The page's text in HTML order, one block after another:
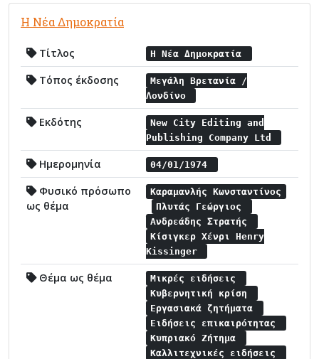
Η Νέα Δημοκρατία
Τίτλος Η Νέα Δημοκρατία
Τόπος έκδοσης
Μεγάλη Βρετανία /
Λονδίνο
Εκδότης
New City Editing and
Publishing Company Ltd
Ημερομηνία 04/01/1974
Φυσικό πρόσωπο
ως θέμα
Καραμανλής Κωνσταντίνος
Πλυτάς Γεώργιος
Ανδρεάδης Στρατής
Κίσιγκερ Χένρι Henry
Kissinger
Θέμα ως θέμα
Μικρές ειδήσεις
Κυβερνητική κρίση
Εργασιακά ζητήματα
Ειδήσεις επικαιρότητας
Κυπριακό Ζήτημα
Καλλιτεχνικές ειδήσεις